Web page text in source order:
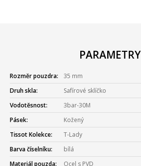
PARAMETRY
Rozměr pouzdra:
35 mm
Druh skla:
Safírové sklíčko
Vodotěsnost:
3bar-30M
Pásek:
Kožený
Tissot Kolekce:
T-Lady
Barva číselníku:
bílá
Materiál pouzda:
Ocel s PVD